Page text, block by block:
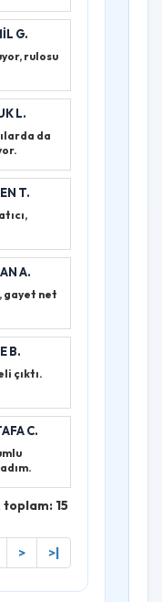
G.
rulosu
L.
da
T.
A.
gayet net
B.
çıktı.
C.
toplam: 15
> >|